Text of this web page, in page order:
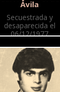
Ávila
Secuestrada y
desaparecida el
06/12/1977